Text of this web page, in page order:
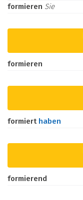
formieren Sie
formieren
formiert haben
formierend